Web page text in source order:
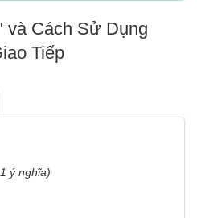
và Cách Sử Dụng
Tiếp
ý nghĩa)